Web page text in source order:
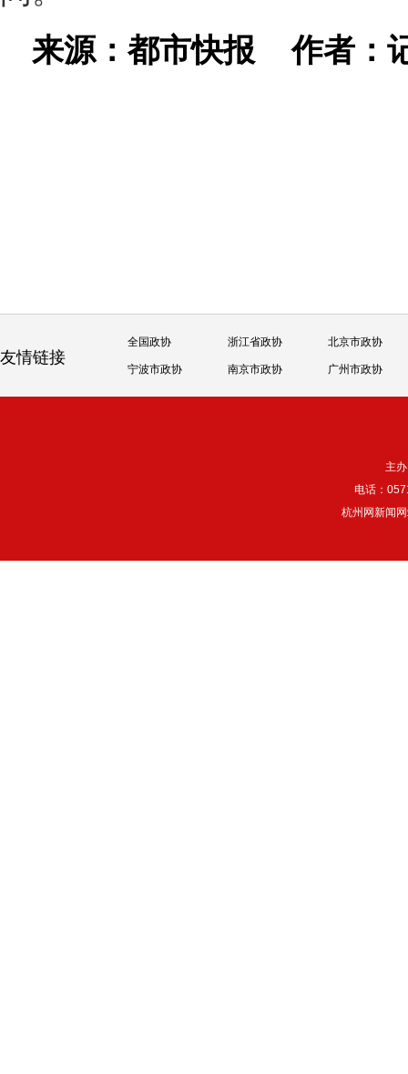
来源：都市快报作者：
友情链接
全国政协 浙江省政协 北京市政协
宁波市政协 南京市政协 广州市政协
主
电话：
杭州网新闻